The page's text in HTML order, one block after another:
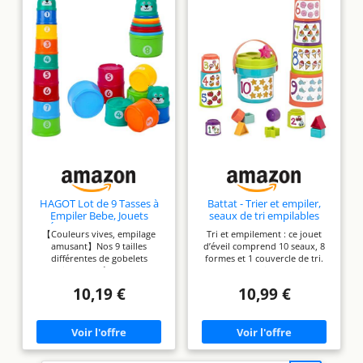
disposition pour une expérience sans souci.
HAGOT Lot de 9 Tasses à
Empiler Bebe, Jouets
Éducatifs pour Bébés
Jouets D'éveil, Sensoriel
Eveil pour 6 Mois Garçons
Filles, Multiple Colour
【Couleurs vives, empilage
amusant】Nos 9 tailles
différentes de gobelets
empilables présentent des
couleurs vives, attirant
favorisant le développement
visuel, encourageant
l'empilage, le comptage et la
motricité fine (Remarque : les
10,19 €
Battat - Trier et empiler,
seaux de tri empilables
colorés
Tri et empilement : ce jouet
d’éveil comprend 10 seaux, 8
formes et 1 couvercle de tri.
ouverture puis empilent les
tour en répétant des gestes
simples. Repères visuels : les
seaux colorés montrent des
chiffres, des couleurs et des
10,99 €